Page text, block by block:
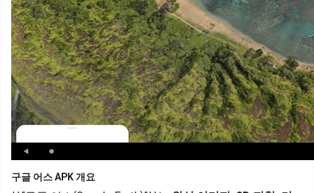
구글 어스 APK 개요